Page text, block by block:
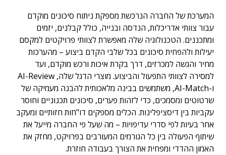
המערכת של החברה הנרכשת מספקת ניתוח סיכונים מוקדם
עבור צוותי אדריכלות, הנדסה ובנייה, כולל קבלנים, יזמים
ומתכננים. הטכנולוגיה שלה מאפשרת לצוותי פרויקטים למקסם
יעילות ולהפחית סיכונים בכל שלבי הקדם ביצוע – מהערכות
מחיר והגשה למכרזים, דרך בקרת איכות ורכש מוקדם, ועד
למסירה לצוותי התפעול והביצוע. מוצרי הדגל שלה, AI-Review
ו-AI-Match, משתמשים בבינה מלאכותית להבנה מעמיקה של
שרטוטים ומסמכים, כדי לזהות פערים, סיכונים תכנוניים וחוסר
עקביות בין דיסציפלינות. הכלים מספקים דו"חות חזותיים ומעקב
אחר בעיות לפי סדרי עדיפויות – מה שעל פי החברה מייעל את
שיתוף הפעולה בין כל הגורמים המעורבים בפרויקט, מחזק את
האמון ההדדי ומפחית את הצורך בעבודה חוזרת.